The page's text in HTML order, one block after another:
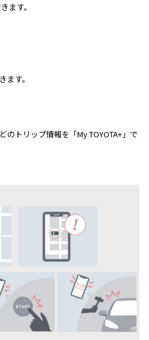
ます。
ます。
のトリップ情報を「My TOYOTA+」で